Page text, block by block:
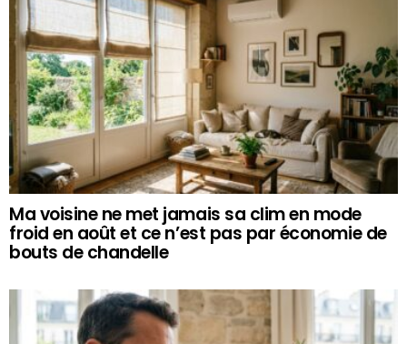
Ma voisine ne met jamais sa clim en mode
froid en août et ce n’est pas par économie de
bouts de chandelle